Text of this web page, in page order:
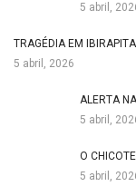
5 abril,
TRAGÉDIA EM
5 abril, 2026
ALERTA
5 abril,
O
5 abril,